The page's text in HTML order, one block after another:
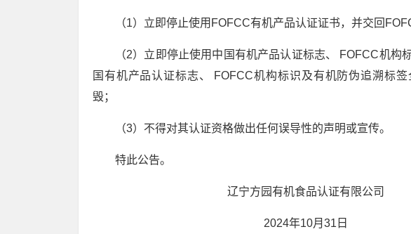
（1）立即停止使用FOFCC有机产品认证证书，并交回
（2）立即停止使用中国有机产品认证标志、 FOFCC机构
国有机产品认证标志、 FOFCC机构标识及有机防伪追溯标
毁；
（3）不得对其认证资格做出任何误导性的声明或宣传。
特此公告。
辽宁方园有机食品认证有限公司
2024年10月31日